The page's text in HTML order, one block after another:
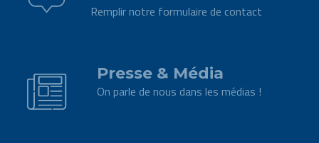
Remplir notre formulaire de contact
Presse & Média
On parle de nous dans les médias !